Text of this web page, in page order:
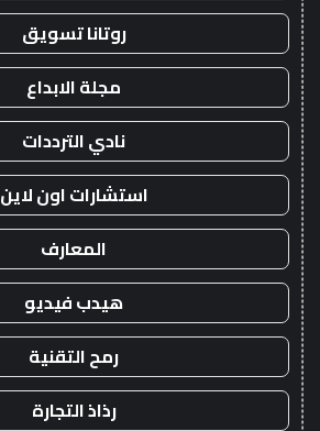
روتانا تسويق
مجلة الابداع
نادي الترددات
استشارات اون لاين
المعارف
هيدب فيديو
رمح التقنية
رذاذ التجارة